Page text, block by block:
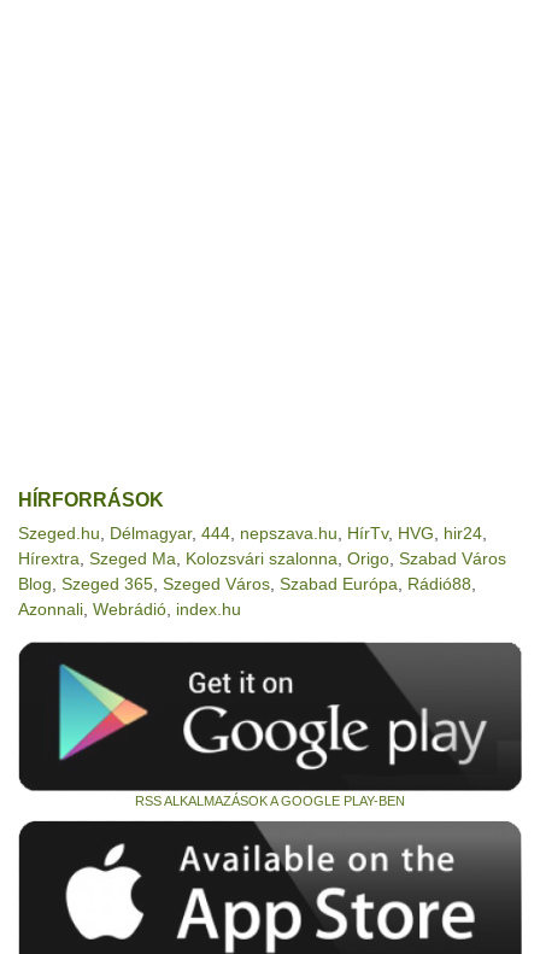
HÍRFORRÁSOK
Szeged.hu Délmagyar, 444 nepszava.hu HírTv, HVG hir24
Hírextra Szeged Ma Kolozsvári szalonna Origo Szabad Város
Blog Szeged 365 Szeged Város Szabad Európa Rádió88
Azonnali Webrádió index.hu
RSS ALKALMAZÁSOK A GOOGLE PLAY-BEN